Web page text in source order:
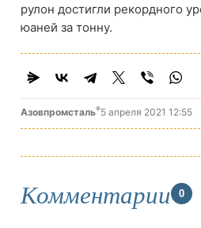
рулон достигли рекордного
юаней за тонну.
Азовпромсталь®5 апреля 2021 12:55
Комментарии 0